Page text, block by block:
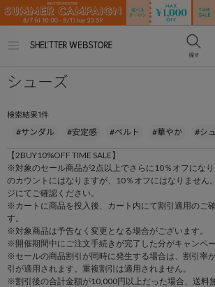
ー
く
シューズ
検索結果1件
#サンダル #安定感 #ベルト #華やか #シ
【2BUY10%OFF TIME SALE】
※対象のセール商品が2点以上でさらに10％オフにな
のカウントにはなりますが、10％オフにはなりません
ジにてご確認ください。
※カートに商品を投入後、カート内にて割引適用のご
す。
※対象商品は予告なく変更となる場合がございます。
※開催期間中にご注文手続きが完了した分がキャンペ
※セールの商品割引が同時に発生する場合は、割引率
引が適用されます。重複割引は適用されません。
※割引後の合計金額が10,000円以上だった場合、送料